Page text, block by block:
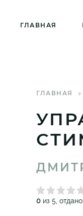
ГЛАВНАЯ
ГЛАВНАЯ
0 из 5,